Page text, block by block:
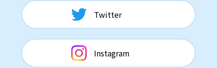
Twitter
Instagram